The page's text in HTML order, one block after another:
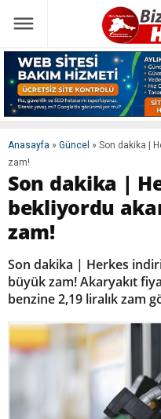
Anasayfa » Güncel » Son dakika |
zam!
Son dakika |
bekliyordu
zam!
Son dakika | Herkes
büyük zam! Akaryakıt
benzine 2,19 liralık zam